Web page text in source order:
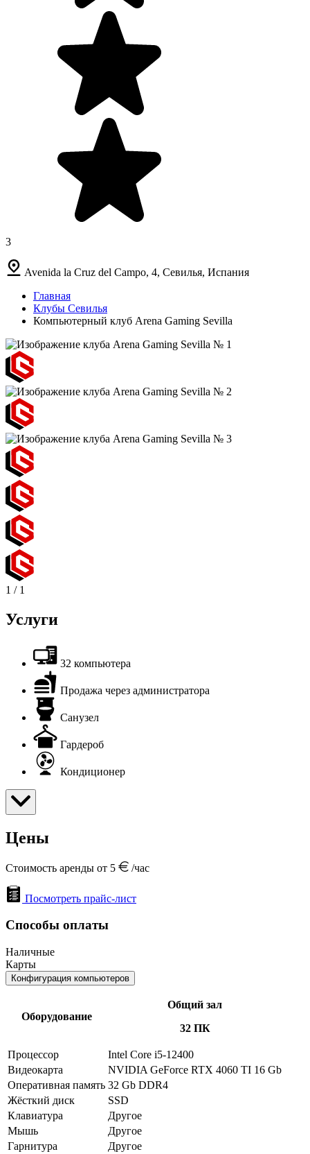
3
Avenida la Cruz del Campo, 4, Севилья, Испания
Главная
Клубы Севилья
Компьютерный клуб Arena Gaming Sevilla
1 / 1
Услуги
32 компьютера
Продажа через администратора
Санузел
Гардероб
Кондиционер
Цены
Стоимость аренды от 5 /час
Посмотреть прайс-лист
Способы оплаты
Наличные
Карты
Конфигурация компьютеров
Оборудование
Общий зал
32 ПК
Процессор
Intel Core i5-12400
Видеокарта
NVIDIA GeForce RTX 4060 TI 16 Gb
Оперативная память 32 Gb DDR4
Жёсткий диск
SSD
Клавиатура
Другое
Мышь
Другое
Гарнитура
Другое